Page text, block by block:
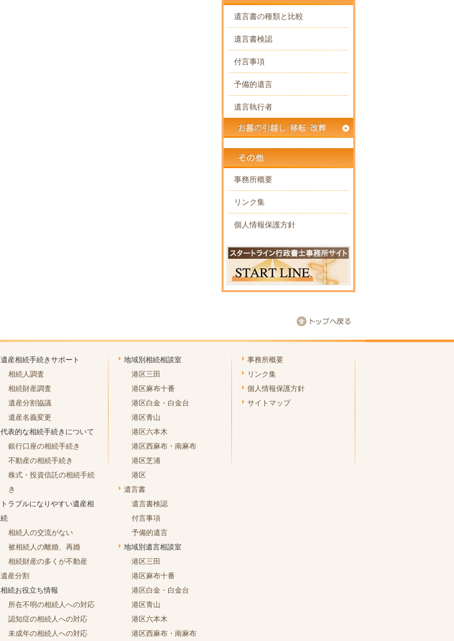
遺言書の種類と比較
遺言書検認
付言事項
予備的遺言
遺言執行者
事務所概要
リンク集
個人情報保護方針
遺産相続手続きサポート
相続人調査
相続財産調査
遺産分割協議
遺産名義変更
代表的な相続手続きについて
銀行口座の相続手続き
不動産の相続手続き
株式・投資信託の相続手続
き
トラブルになりやすい遺産相
続
相続人の交流がない
被相続人の離婚、再婚
相続財産の多くが不動産
遺産分割
相続お役立ち情報
所在不明の相続人への対応
認知症の相続人への対応
未成年の相続人への対応
地域別相続相談室
港区三田
港区麻布十番
港区白金・白金台
港区青山
港区六本木
港区西麻布・南麻布
港区芝浦
港区
遺言書
遺言書検認
付言事項
予備的遺言
地域別遺言相談室
港区三田
港区麻布十番
港区白金・白金台
港区青山
港区六本木
港区西麻布・南麻布
事務所概要
リンク集
個人情報保護方針
サイトマップ